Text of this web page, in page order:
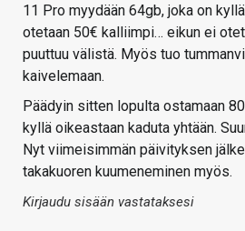
11 Pro myydään 64gb, joka on
otetaan 50€ kalliimpi… eikun ei
puuttuu välistä. Myös tuo
kaivelemaan.
Päädyin sitten lopulta ostamaan
kyllä oikeastaan kaduta yhtään.
Nyt viimeisimmän päivityksen
takakuoren kuumeneminen myös.
Kirjaudu sisään vastataksesi